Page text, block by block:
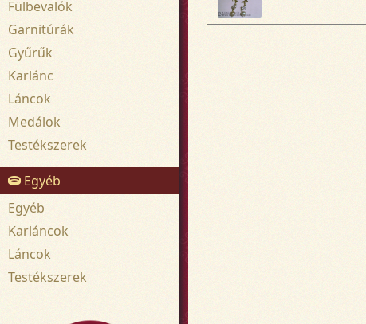
Fülbevalók
Garnitúrák
Gyűrűk
Karlánc
Láncok
Medálok
Testékszerek
Egyéb
Egyéb
Karláncok
Láncok
Testékszerek